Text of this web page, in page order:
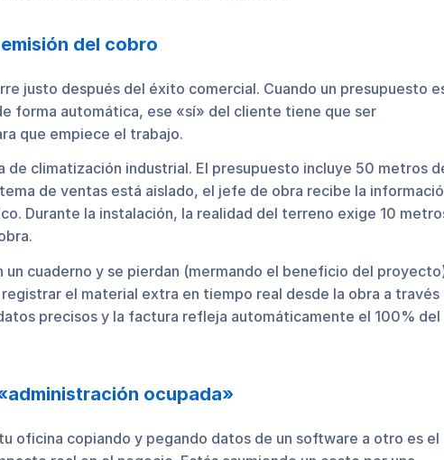
del cobro
justo después del éxito comercial. Cuando un presupuesto
forma automática, ese «sí» del cliente tiene que ser
que empiece el trabajo.
de climatización industrial. El presupuesto incluye 50 metros
de ventas está aislado, el jefe de obra recibe la
Durante la instalación, la realidad del terreno exige 10
cuaderno y se pierdan (mermando el beneficio del
el material extra en tiempo real desde la obra a través
precisos y la factura refleja automáticamente el 100% del
ocupada»
oficina copiando y pegando datos de un software a otro es el